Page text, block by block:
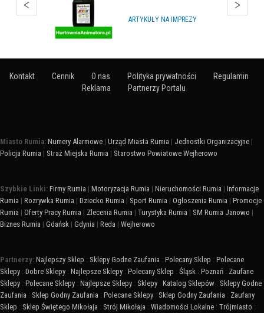
ARTYKUŁY NA IMPREZY
Kontakt Cennik O nas Polityka prywatności
Regulamin
Reklama
Partnerzy Portalu
Miasto Rumia: Numery Alarmowe | Urząd Miasta Rumia | Jednostki Organizacyjne |
Policja Rumia | Straż Miejska Rumia | Starostwo Powiatowe Wejherowo
Szybkie Linki: Firmy Rumia | Motoryzacja Rumia | Nieruchomości Rumia | Informacje
Rumia | Rozrywka Rumia | Dziecko Rumia | Sport Rumia | Ogłoszenia Rumia | Promocje
Rumia | Oferty Pracy Rumia | Zlecenia Rumia | Turystyka Rumia | SM Rumia Janowo |
Biznes Rumia | Gdańsk | Gdynia | Reda | Wejherowo
Partnerzy: Najlepszy Sklep : Sklepy Godne Zaufania : Polecany Sklep : Polecane
Sklepy : Dobre Sklepy : Najlepsze Sklepy : Polecany Sklep : Śląsk : Poznań : Zaufane
Sklepy : Polecane Sklepy : Najlepsze Sklepy : Sklepy : Katalog Sklepów : Sklepy Godne
Zaufania : Sklep Godny Zaufania : Polecane Sklepy : Sklep Godny Zaufania : Zaufany
Sklep : Sklep Świętego Mikołaja : Strój Mikołaja : Wiadomości Lokalne : Trójmiasto :